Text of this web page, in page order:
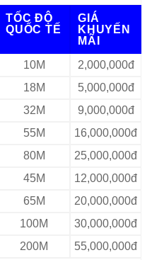
TỐC ĐỘ
QUỐC TẾ
GIÁ
KHUYẾN
MÃI
10M
2,000,000đ
18M
5,000,000đ
32M
9,000,000đ
55M
16,000,000đ
80M
25,000,000đ
45M
12,000,000đ
65M
20,000,000đ
100M
30,000,000đ
200M
55,000,000đ